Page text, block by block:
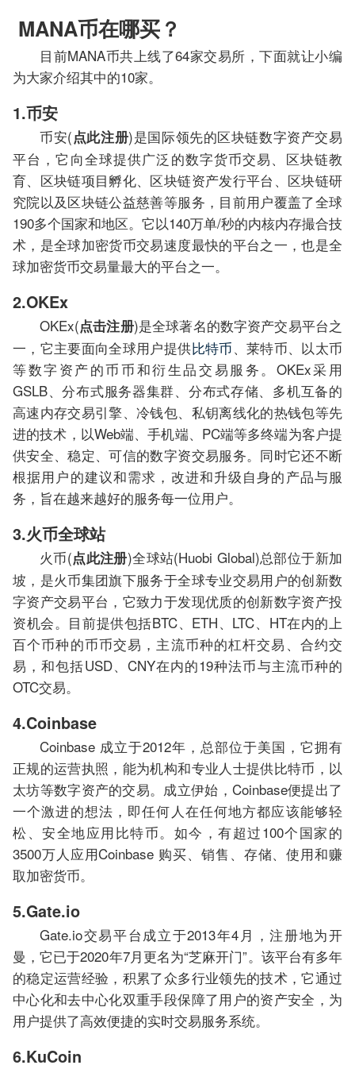
MANA币在哪买？
目前MANA币共上线了64家交易所，下面就让小编
为大家介绍其中的10家。
1.币安
币安(点此注册)是国际领先的区块链数字资产交易
平台，它向全球提供广泛的数字货币交易、区块链教
育、区块链项目孵化、区块链资产发行平台、区块链研
究院以及区块链公益慈善等服务，目前用户覆盖了全球
190多个国家和地区。它以140万单/秒的内核内存撮合技
术，是全球加密货币交易速度最快的平台之一，也是全
球加密货币交易量最大的平台之一。
2.OKEx
OKEx(点击注册)是全球著名的数字资产交易平台之
一，它主要面向全球用户提供比特币、莱特币、以太币
等数字资产的币币和衍生品交易服务。OKEx采用
GSLB、分布式服务器集群、分布式存储、多机互备的
高速内存交易引擎、冷钱包、私钥离线化的热钱包等先
进的技术，以Web端、手机端、PC端等多终端为客户提
供安全、稳定、可信的数字资交易服务。同时它还不断
根据用户的建议和需求，改进和升级自身的产品与服
务，旨在越来越好的服务每一位用户。
3.火币全球站
火币(点此注册)全球站(Huobi Global)总部位于新加
坡，是火币集团旗下服务于全球专业交易用户的创新数
字资产交易平台，它致力于发现优质的创新数字资产投
资机会。目前提供包括BTC、ETH、LTC、HT在内的上
百个币种的币币交易，主流币种的杠杆交易、合约交
易，和包括USD、CNY在内的19种法币与主流币种的
OTC交易。
4.Coinbase
Coinbase 成立于2012年，总部位于美国，它拥有
正规的运营执照，能为机构和专业人士提供比特币，以
太坊等数字资产的交易。成立伊始，Coinbase便提出了
一个激进的想法，即任何人在任何地方都应该能够轻
松、安全地应用比特币。如今，有超过100个国家的
3500万人应用Coinbase 购买、销售、存储、使用和赚
取加密货币。
5.Gate.io
Gate.io交易平台成立于2013年4月，注册地为开
曼，它已于2020年7月更名为“芝麻开门”。该平台有多年
的稳定运营经验，积累了众多行业领先的技术，它通过
中心化和去中心化双重手段保障了用户的资产安全，为
用户提供了高效便捷的实时交易服务系统。
6.KuCoin